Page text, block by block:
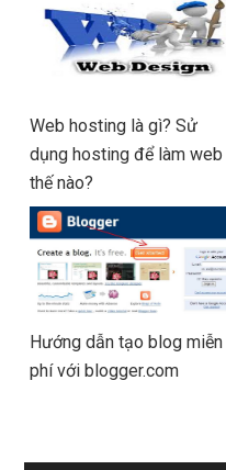
Web hosting là gì? Sử
dụng hosting để làm web
thế nào?
Hướng dẫn tạo blog miễn
phí với blogger.com